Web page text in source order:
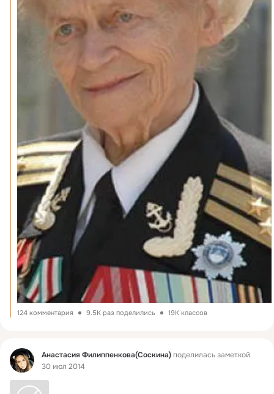
124 комментария 9.5K раз поделились 19K классов
Фид Анастасия Филиппенкова(Соскина)поделилась заметкой
30 июл 2014